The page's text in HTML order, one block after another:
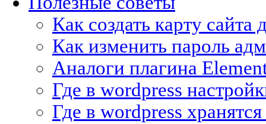
Как создать карту сайта
Как изменить пароль
Аналоги плагина
Где в wordpress
Где в wordpress